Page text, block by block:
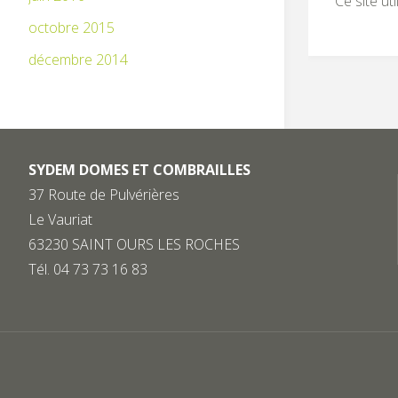
octobre 2015
décembre 2014
SYDEM DOMES ET COMBRAILLES
37 Route de Pulvérières
Le Vauriat
63230 SAINT OURS LES ROCHES
Tél. 04 73 73 16 83